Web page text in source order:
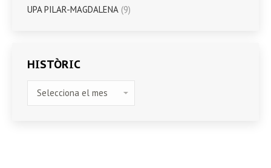
UPA PILAR-MAGDALENA (9)
HISTÒRIC